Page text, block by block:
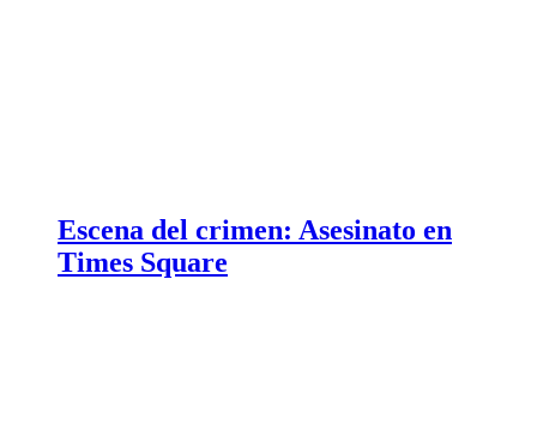
Escena del crimen: Asesinato en
Times Square